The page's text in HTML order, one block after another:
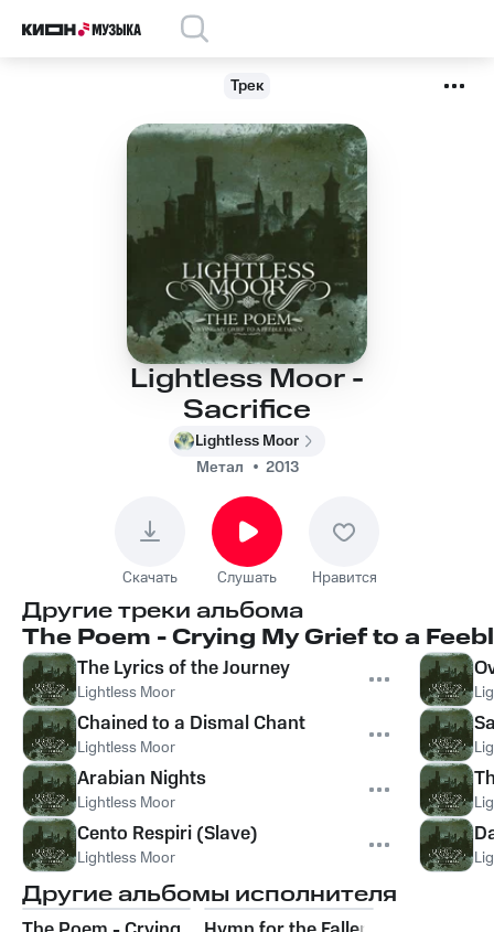
Трек
Lightless Moor -
Sacrifice
Lightless Moor
Метал
2013
Скачать Слушать Нравится
Другие треки альбома
The Poem - Crying My Grief to a
The Lyrics of the Journey
Lightless Moor
Chained to a Dismal Chant
Lightless Moor
Arabian Nights
Lightless Moor
Cento Respiri (Slave)
Lightless Moor
Другие альбомы исполнителя